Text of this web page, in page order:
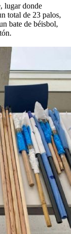
lugar donde
total de 23 palos,
bate de béisbol,